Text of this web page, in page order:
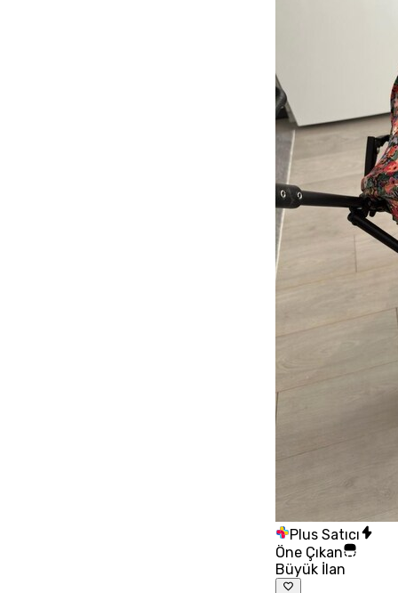
Plus Satıcı
Öne Çıkan
Büyük İlan